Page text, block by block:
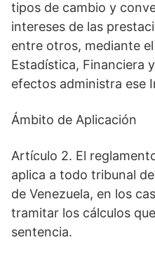
tipos de cambio y
intereses de las
entre otros, mediante
Estadística, Financiera
efectos administra ese
Ámbito de Aplicación
Artículo 2. El
aplica a todo tribunal
de Venezuela, en los
tramitar los cálculos
sentencia.